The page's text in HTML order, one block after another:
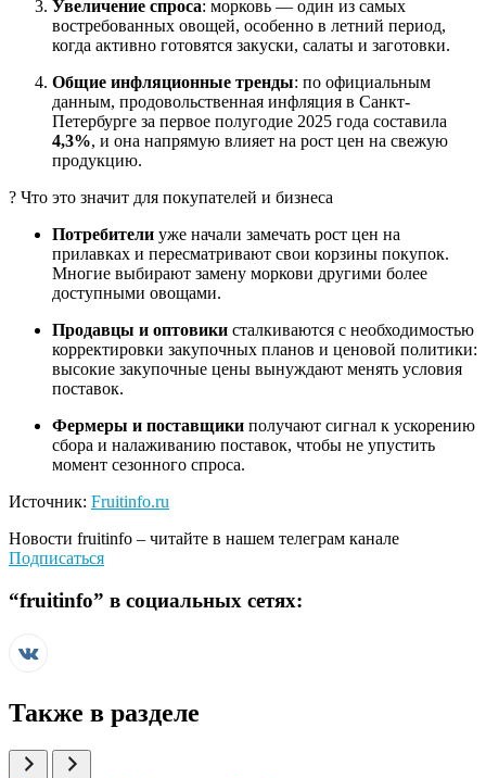
Увеличение спроса: морковь — один из самых
востребованных овощей, особенно в летний период,
когда активно готовятся закуски, салаты и заготовки.
Общие инфляционные тренды: по официальным
данным, продовольственная инфляция в Санкт-
Петербурге за первое полугодие 2025 года составила
4,3%, и она напрямую влияет на рост цен на свежую
продукцию.
? Что это значит для покупателей и бизнеса
Потребители уже начали замечать рост цен на
прилавках и пересматривают свои корзины покупок.
Многие выбирают замену моркови другими более
доступными овощами.
Продавцы и оптовики сталкиваются с необходимостью
корректировки закупочных планов и ценовой политики:
высокие закупочные цены вынуждают менять условия
поставок.
Фермеры и поставщики получают сигнал к ускорению
сбора и налаживанию поставок, чтобы не упустить
момент сезонного спроса.
Источник: Fruitinfo.ru
Новости fruitinfo – читайте в нашем телеграм канале
Подписаться
“fruitinfo” в социальных сетях:
Также в разделе